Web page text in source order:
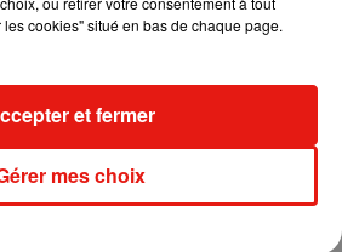
DU SOL annonce un nouvel
après sa tournée mondiale
2026
et Amélie Lens dévoilent leur
cookies" situé en bas de chaque page.
mes choix
et fermer